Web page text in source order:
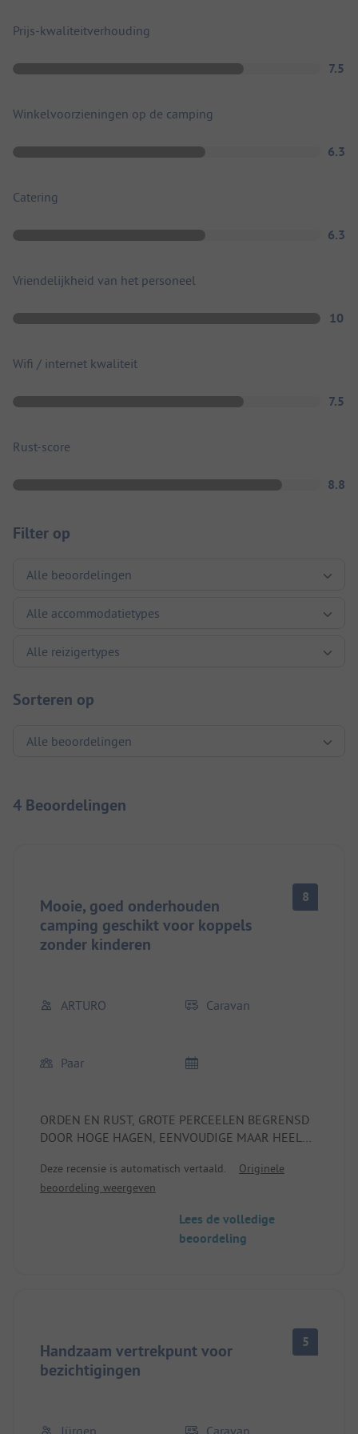
Prijs-kwaliteitverhouding
7.5
Winkelvoorzieningen op de camping
6.3
Catering
6.3
Vriendelijkheid van het personeel
10
Wifi / internet kwaliteit
7.5
Rust-score
8.8
Filter op
Sorteren op
4 Beoordelingen
Mooie, goed onderhouden
camping geschikt voor koppels
zonder kinderen
8
ARTURO Caravan
Paar
ORDEN EN RUST, GROTE PERCEELEN BEGRENSD
DOOR HOGE HAGEN, EENVOUDIGE MAAR HEEL
AANSLUITENDE PIZZERIA, RESTAURANT EN
TYPISCH SICILIAANSE TRATTORIA
Deze recensie is automatisch vertaald.
Originele
beoordeling weergeven
Lees de volledige
beoordeling
Handzaam vertrekpunt voor
bezichtigingen
5